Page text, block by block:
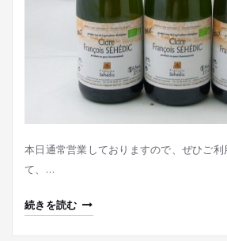
本日通常営業しておりますので、ぜひご利
て、…
続きを読む